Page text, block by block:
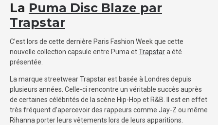
La Puma Disc Blaze par
Trapstar
C’est lors de cette dernière Paris Fashion Week que cette
nouvelle collection capsule entre Puma etTrapstara été
présentée.
La marque streetwear Trapstar est basée à Londres depuis
plusieurs années. Celle-ci rencontre un véritable succès auprès
de certaines célébrités de la scène Hip-Hop et R&B. Il est en effet
très fréquent d’apercevoir des rappeurs comme Jay-Z ou même
Rihanna porter leurs vêtements lors de leurs apparitions.